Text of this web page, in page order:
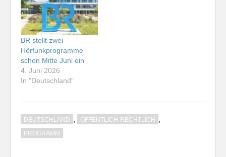
BR stellt zwei
Hörfunkprogramme
schon Mitte Juni ein
4. Juni 2026
In "Deutschland"
DEUTSCHLAND , ÖFFENTLICH-RECHTLICH ,
PROGRAMM